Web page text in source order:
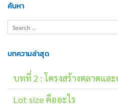
ค้นหา
บทความล่าสุด
บทที่ 2 : โครงสร้างตลาดแล
Lot size คืออะไร